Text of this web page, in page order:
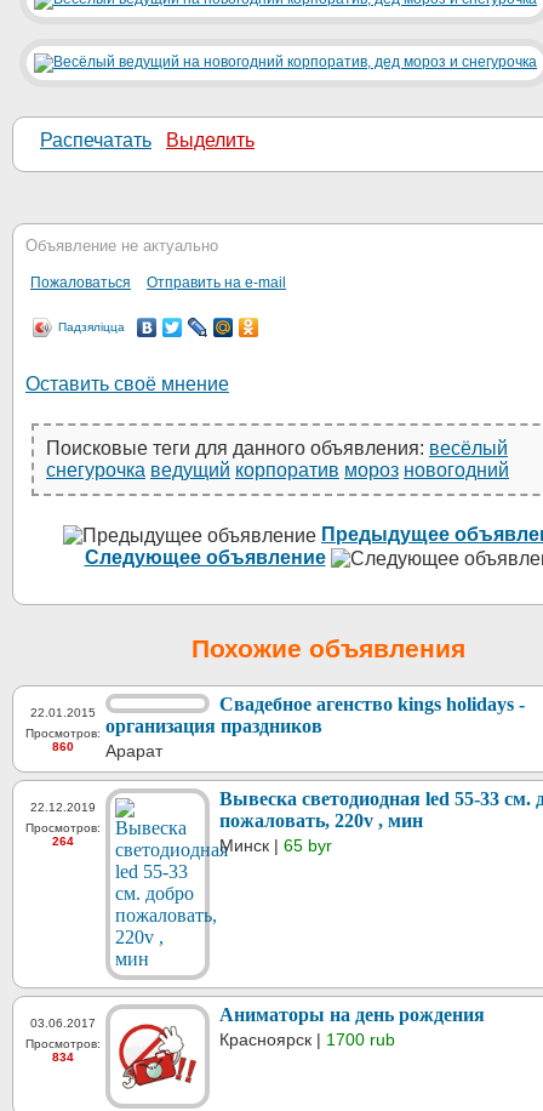
Распечатать Выделить
Объявление не актуально
Пожаловаться Отправить на e-mail
Падзяліцца
Оставить своё мнение
Поисковые теги для данного объявления: весёлый
снегурочка ведущий корпоратив мороз новогодний
Предыдущее
Следующее объявление
Похожие объявления
22.01.2015
Просмотров:
860
Свадебное агенство kings holidays -
организация праздников
Арарат
22.12.2019
Просмотров:
264
Вывеска светодиодная led 55-33 см.
пожаловать, 220v , мин
Минск | 65 byr
03.06.2017
Просмотров:
834
Аниматоры на день рождения
Красноярск | 1700 rub